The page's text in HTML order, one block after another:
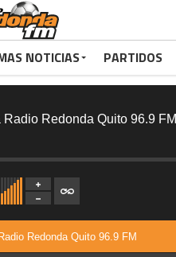
Radio Redonda Quito 96.9 FM
Redonda Quito 96.9 FM
NOTICIAS PARTIDOS